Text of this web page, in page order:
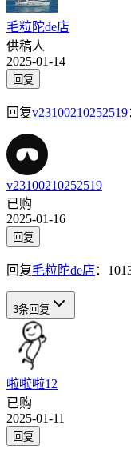
毛粒陀de店
供稿人
2025-01-14
回复
回复v23100210252519
v23100210252519
已购
2025-01-16
回复
回复毛粒陀de店 ：
3条回复
啦啦啦12
已购
2025-01-11
回复